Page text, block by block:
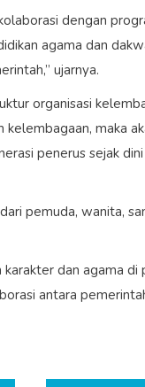
dengan
agama dan
ujarnya.
organisasi
maka
penerus sejak
pemuda, wanita,
dan agama
antara